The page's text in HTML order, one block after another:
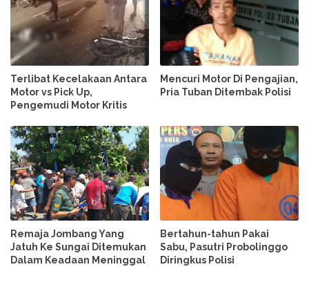
Terlibat Kecelakaan Antara
Motor vs Pick Up,
Pengemudi Motor Kritis
Mencuri Motor Di Pengajian,
Pria Tuban Ditembak Polisi
Remaja Jombang Yang
Jatuh Ke Sungai Ditemukan
Dalam Keadaan Meninggal
Bertahun-tahun Pakai
Sabu, Pasutri Probolinggo
Diringkus Polisi